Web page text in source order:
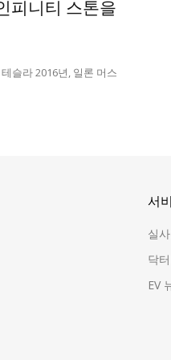
피니티 스톤을
슬라 2016년, 일론 머스
서
실
닥
EV